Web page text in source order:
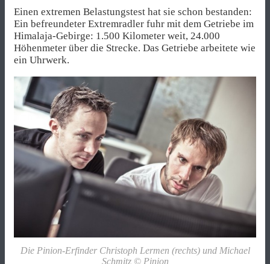
Einen extremen Belastungstest hat sie schon bestanden:
Ein befreundeter Extremradler fuhr mit dem Getriebe im
Himalaja-Gebirge: 1.500 Kilometer weit, 24.000
Höhenmeter über die Strecke. Das Getriebe arbeitete wie
ein Uhrwerk.
Die Pinion-Erfinder Christoph Lermen (rechts) und Michael
Schmitz © Pinion